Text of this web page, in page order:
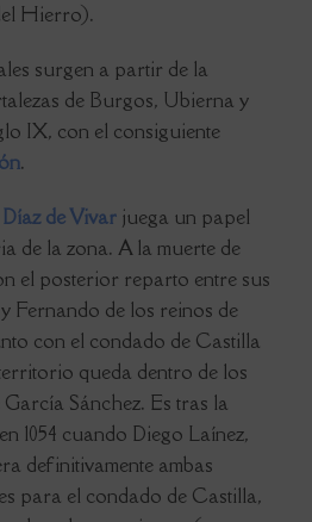
Hierro).
surgen a partir de la
de Burgos, Ubierna y
IX, con el consiguiente
.
de Vivar juega un papel
de la zona. A la muerte de
el posterior reparto entre sus
Fernando de los reinos de
con el condado de Castilla
queda dentro de los
Sánchez. Es tras la
1054 cuando Diego Laínez,
definitivamente ambas
para el condado de Castilla,